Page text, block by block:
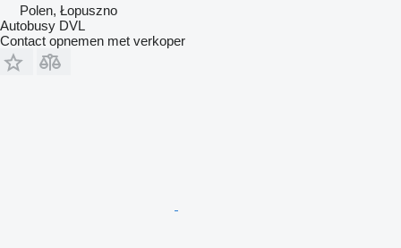
Polen, Łopuszno
Autobusy DVL
Contact opnemen met verkoper